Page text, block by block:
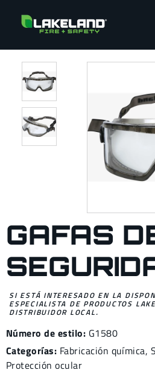
GAFAS
SI ESTÁ INTERESADO EN LA
ESPECIALISTA DE PRODUCTOS
DISTRIBUIDOR LOCAL.
Número de estilo: G1580
Categorías: Fabricación química,
Protección ocular